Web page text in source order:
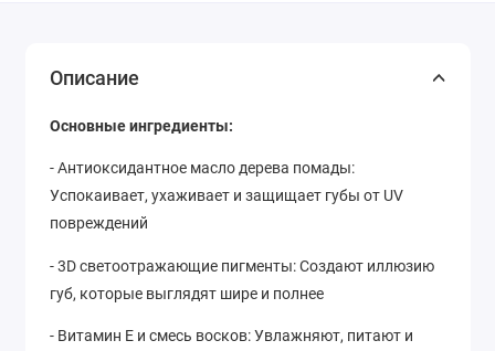
Описание
Основные ингредиенты:
- Антиоксидантное масло дерева помады:
Успокаивает, ухаживает и защищает губы от UV
повреждений
- 3D светоотражающие пигменты: Создают иллюзию
губ, которые выглядят шире и полнее
- Витамин E и смесь восков: Увлажняют, питают и